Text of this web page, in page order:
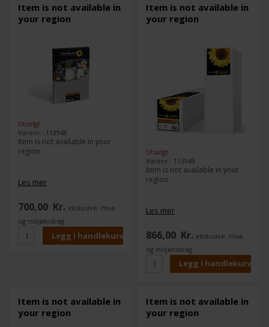
Item is not available in
your region
Utsolgt
Varenr.: 113948
Item is not available in your
region
Les mer
700,00 Kr. ekslusive. mva
og miljøbidrag
Item is not available in
your region
Utsolgt
Varenr.: 113949
Item is not available in your
region
Les mer
866,00 Kr. ekslusive. mva
og miljøbidrag
Item is not available in
your region
Item is not available in
your region